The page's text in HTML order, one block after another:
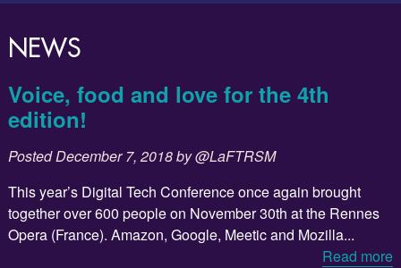
NEWS
Voice, food and love for the 4th
edition!
PostedDecember 7, 2018by@LaFTRSM
This year’s Digital Tech Conference once again brought
together over 600 people on November 30th at the Rennes
Opera (France). Amazon, Google, Meetic and Mozilla...
Read more